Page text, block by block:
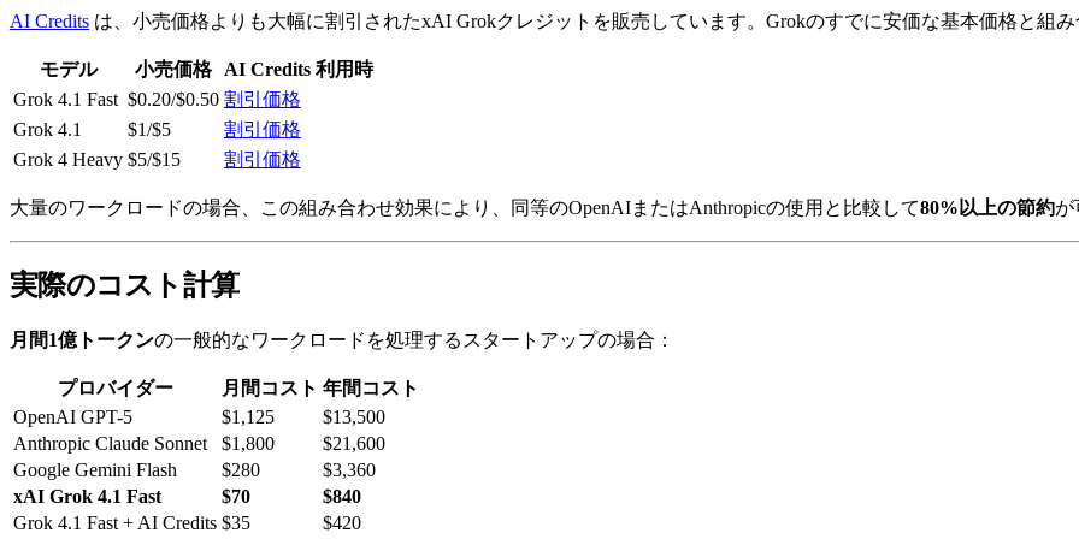
AI Credits は、小売価格よりも大幅に割引されたxAI Grokクレジットを販売しています。Grokのすでに安価な基本価格と組
モデル 小売価格
AI Credits 利用時
Grok 4.1 Fast $0.20/$0.50 割引価格
Grok 4.1
$1/$5
割引価格
Grok 4 Heavy $5/$15 割引価格
大量のワークロードの場合、この組み合わせ効果により、同等のOpenAIまたはAnthropicの使用と比較して80%以上の節約が
実際のコスト計算
月間1億トークンの一般的なワークロードを処理するスタートアップの場合：
プロバイダー 月間コスト 年間コスト
OpenAI GPT-5
$1,125
$13,500
Anthropic Claude Sonnet
$1,800
$21,600
Google Gemini Flash
$280
$3,360
xAI Grok 4.1 Fast
$70
$840
Grok 4.1 Fast + AI Credits $35 $420